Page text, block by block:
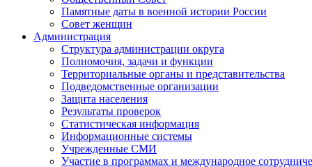
Памятные даты в военной истории России
Совет женщин
Администрация
Структура администрации округа
Полномочия, задачи и функции
Территориальные органы и представительства
Подведомственные организации
Защита населения
Результаты проверок
Статистическая информация
Информационные системы
Учрежденные СМИ
Участие в программах и международное